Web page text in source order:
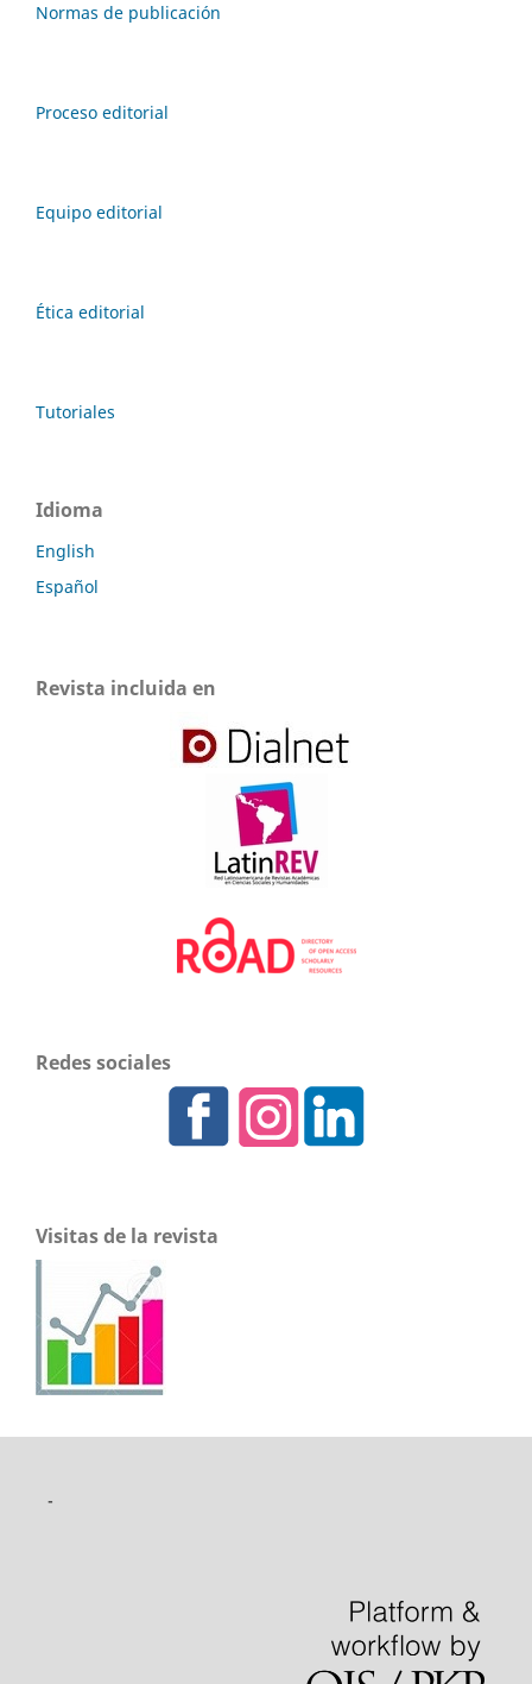
Normas de publicación
Proceso editorial
Equipo editorial
Ética editorial
Tutoriales
Idioma
English
Español
Revista incluida en
Redes sociales
Visitas de la revista
-